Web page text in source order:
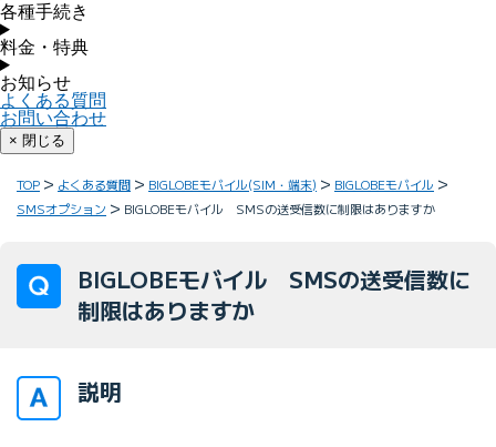
各種手続き
料金・特典
お知らせ
よくある質問
お問い合わせ
× 閉じる
TOP よくある質問 BIGLOBEモバイル(SIM・端末)
BIGLOBEモバイル
SMSオプション
BIGLOBEモバイル SMSの送受信数に制限はありますか
BIGLOBEモバイル SMSの送受信数に
制限はありますか
説明